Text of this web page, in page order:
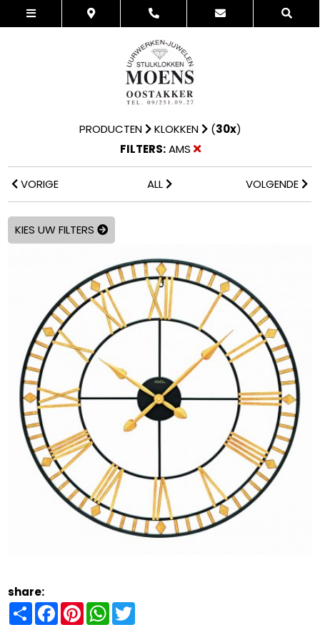
PRODUCTEN KLOKKEN (30x)
FILTERS:AMS
VORIGE ALL VOLGENDE
KIES UW FILTERS
share:
ShareFacebookPinterestWhatsApp